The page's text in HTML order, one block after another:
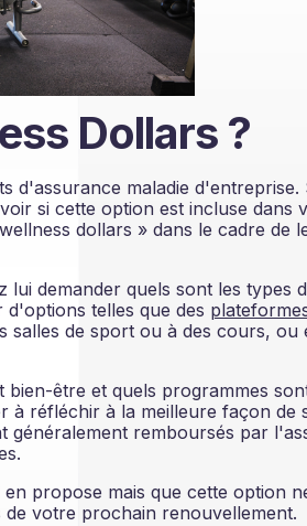
Dollars ?
d'assurance maladie d'entreprise.
si cette option est incluse dans
dollars » dans le cadre de
demander quels sont les types
telles que des
salles de sport ou à des cours, ou
être et quels programmes
réfléchir à la meilleure façon de
généralement remboursés par
propose mais que cette option
votre prochain renouvellement.